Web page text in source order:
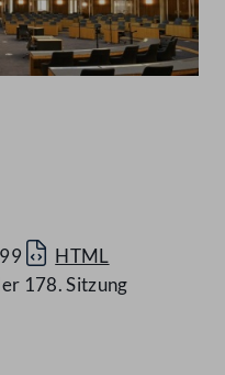
HTML
178. Sitzung